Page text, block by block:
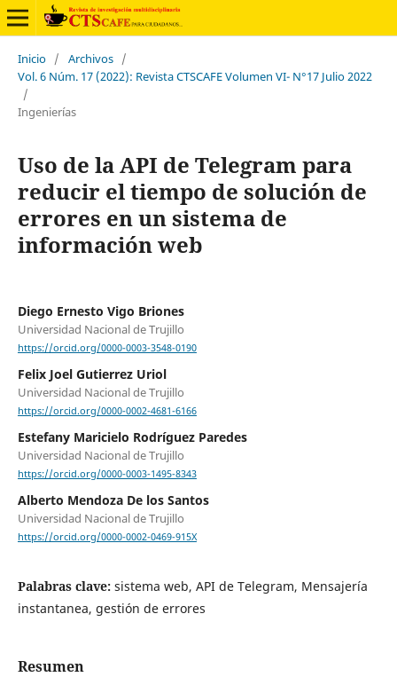
Inicio / Archivos /
Vol. 6 Núm. 17 (2022): Revista CTSCAFE Volumen VI- N°17 Julio 2022
/
Ingenierías
Uso de la API de Telegram para
reducir el tiempo de solución de
errores en un sistema de
información web
Diego Ernesto Vigo Briones
Universidad Nacional de Trujillo
https://orcid.org/0000-0003-3548-0190
Felix Joel Gutierrez Uriol
Universidad Nacional de Trujillo
https://orcid.org/0000-0002-4681-6166
Estefany Maricielo Rodríguez Paredes
Universidad Nacional de Trujillo
https://orcid.org/0000-0003-1495-8343
Alberto Mendoza De los Santos
Universidad Nacional de Trujillo
https://orcid.org/0000-0002-0469-915X
Palabras clave: sistema web, API de Telegram, Mensajería
instantanea, gestión de errores
Resumen